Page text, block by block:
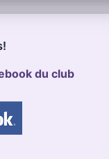
du club